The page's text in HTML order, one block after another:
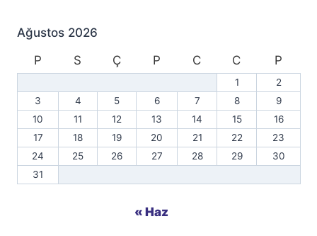
Ağustos 2026
P
S Ç P C C P
1
2
3
4 5 6 7 8
9
10
11 12 13 14 15
16
17
18 19 20 21 22
23
24
25 26 27 28 29
30
31
« Haz